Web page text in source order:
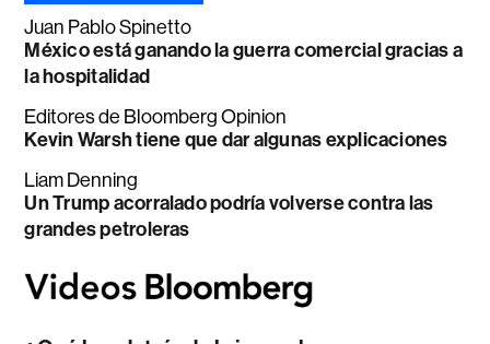
Juan Pablo Spinetto
México está ganando la guerra comercial gracias a
la hospitalidad
Editores de Bloomberg Opinion
Kevin Warsh tiene que dar algunas explicaciones
Liam Denning
Un Trump acorralado podría volverse contra las
grandes petroleras